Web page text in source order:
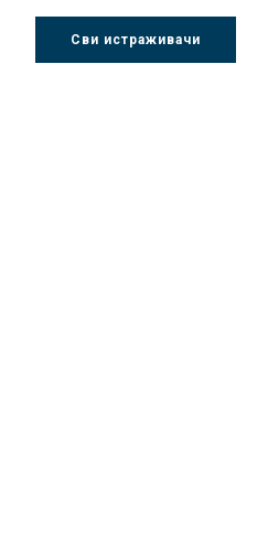
Др Љубиша
Деспотовић
Др Нада
Радушки
Сви истраживачи